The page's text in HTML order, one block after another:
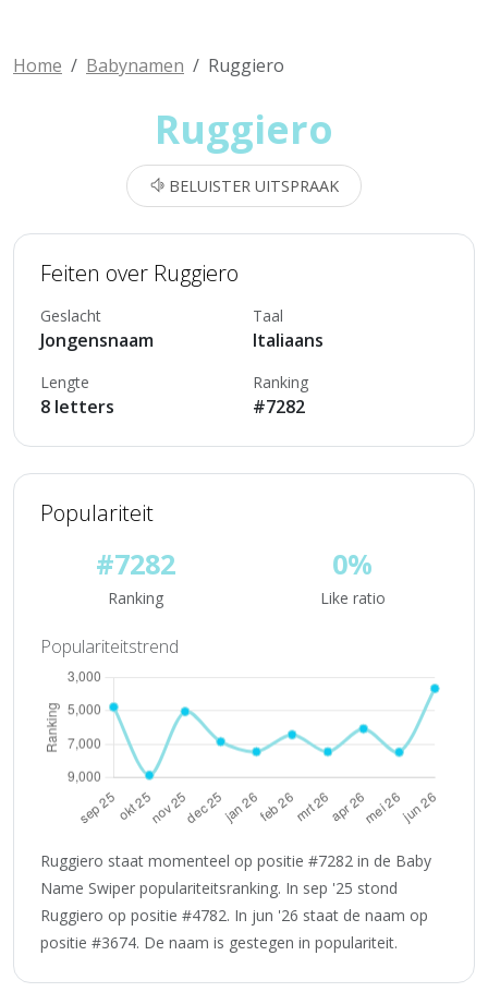
Home Babynamen Ruggiero
Ruggiero
BELUISTER UITSPRAAK
Feiten over Ruggiero
Geslacht
Jongensnaam
Taal
Italiaans
Lengte
8 letters
Ranking
#7282
Populariteit
#7282
Ranking
0%
Like ratio
Populariteitstrend
Ruggiero staat momenteel op positie #7282 in de Baby
Name Swiper populariteitsranking. In sep '25 stond
Ruggiero op positie #4782. In jun '26 staat de naam op
positie #3674. De naam is gestegen in populariteit.